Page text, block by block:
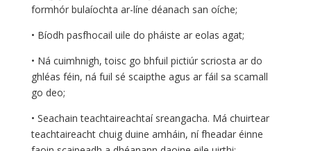
formhór bulaíochta ar-líne déanach san oíche;
• Bíodh pasfhocail uile do pháiste ar eolas agat;
• Ná cuimhnigh, toisc go bhfuil pictiúr scriosta ar do
ghléas féin, ná fuil sé scaipthe agus ar fáil sa scamall
go deo;
• Seachain teachtaireachtaí sreangacha. Má chuirtear
teachtaireacht chuig duine amháin, ní fheadar éinne